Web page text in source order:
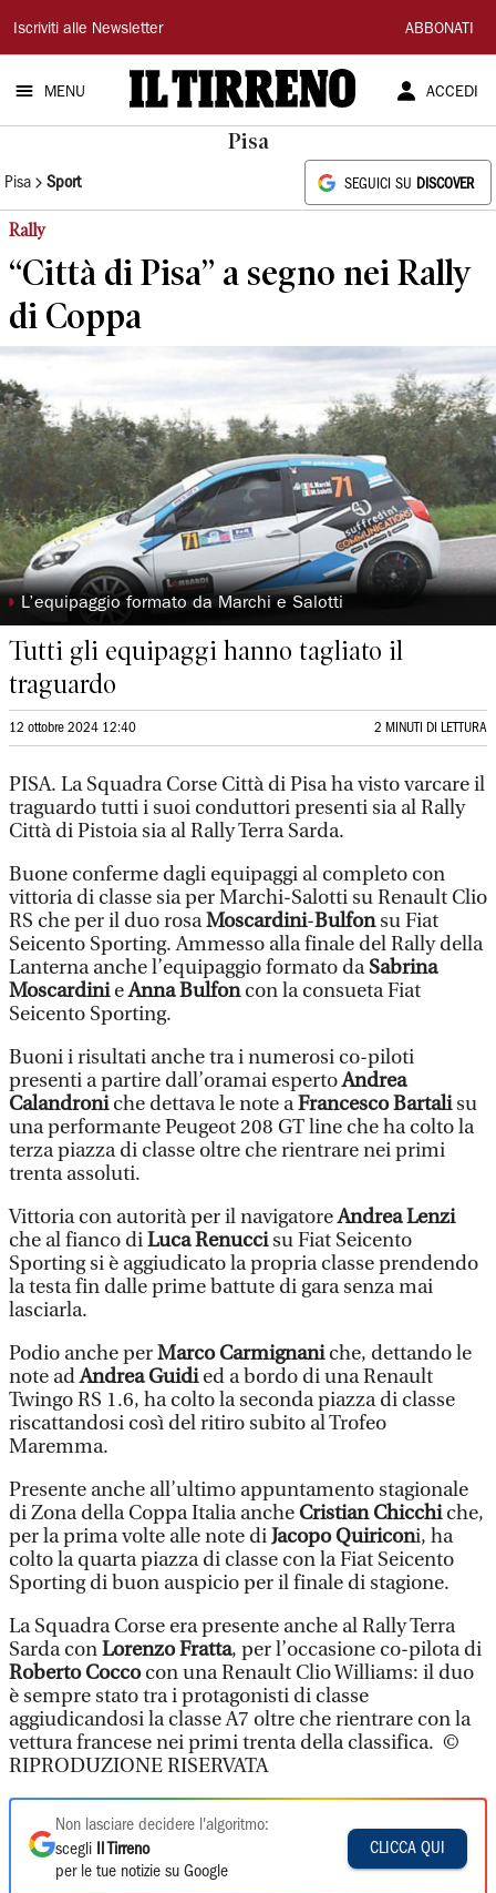
Il
Tirreno
Iscriviti alle Newsletter ABBONATI
MENU ACCEDI
Pisa
Pisa Sport SEGUICI SU DISCOVER
Rally
“Città di Pisa” a segno nei Rally
di Coppa
◗ L’equipaggio formato da Marchi e Salotti
Tutti gli equipaggi hanno tagliato il
traguardo
12 ottobre 2024 12:40 2 MINUTI DI LETTURA
PISA. La Squadra Corse Città di Pisa ha visto varcare il
traguardo tutti i suoi conduttori presenti sia al Rally
Città di Pistoia sia al Rally Terra Sarda.
Buone conferme dagli equipaggi al completo con
vittoria di classe sia per Marchi-Salotti su Renault Clio
RS che per il duo rosaMoscardini-Bulfonsu Fiat
Seicento Sporting. Ammesso alla finale del Rally della
Lanterna anche l’equipaggio formato daSabrina
MoscardinieAnna Bulfoncon la consueta Fiat
Seicento Sporting.
Buoni i risultati anche tra i numerosi co-piloti
presenti a partire dall’oramai espertoAndrea
Calandroniche dettava le note aFrancesco Bartalisu
una performante Peugeot 208 GT line che ha colto la
terza piazza di classe oltre che rientrare nei primi
trenta assoluti.
Vittoria con autorità per il navigatoreAndrea Lenzi
che al fianco diLuca Renuccisu Fiat Seicento
Sporting si è aggiudicato la propria classe prendendo
la testa fin dalle prime battute di gara senza mai
lasciarla.
Podio anche perMarco Carmignaniche, dettando le
note adAndrea Guidied a bordo di una Renault
Twingo RS 1.6, ha colto la seconda piazza di classe
riscattandosi così del ritiro subito al Trofeo
Maremma.
Presente anche all’ultimo appuntamento stagionale
di Zona della Coppa Italia anche Cristian Chicchiche,
per la prima volte alle note diJacopo Quiriconi, ha
colto la quarta piazza di classe con la Fiat Seicento
Sporting di buon auspicio per il finale di stagione.
La Squadra Corse era presente anche al Rally Terra
Sarda conLorenzo Fratta, per l’occasione co-pilota di
Roberto Coccocon una Renault Clio Williams: il duo
è sempre stato tra i protagonisti di classe
aggiudicandosi la classe A7 oltre che rientrare con la
vettura francese nei primi trenta della classifica. ©
RIPRODUZIONE RISERVATA
Non lasciare decidere l'algoritmo:
scegli
Il Tirreno
per le tue notizie su Google
CLICCA QUI